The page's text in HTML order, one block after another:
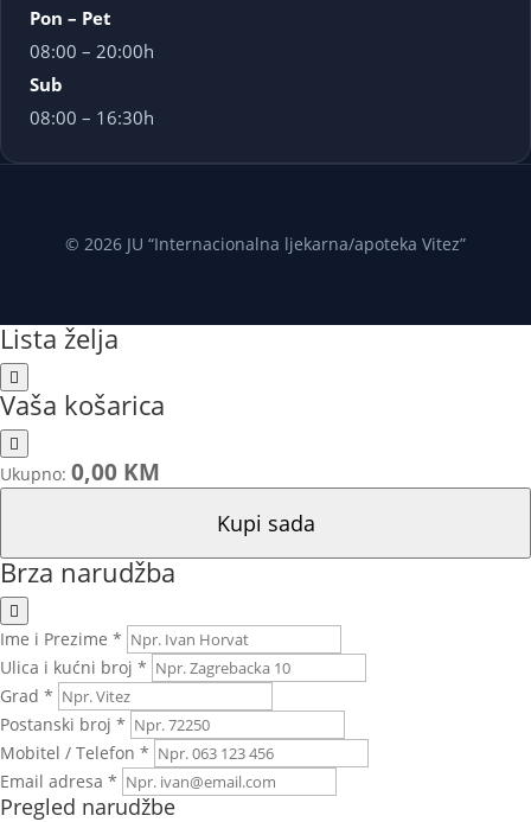
Pon – Pet
08:00 – 20:00h
Sub
08:00 – 16:30h
© 2026 JU “Internacionalna ljekarna/apoteka Vitez”
Lista želja
Vaša košarica
Ukupno: 0,00 KM
Kupi sada
Brza narudžba
Ime i Prezime *
Ulica i kućni broj *
Grad *
Postanski broj *
Mobitel / Telefon *
Email adresa *
Pregled narudžbe